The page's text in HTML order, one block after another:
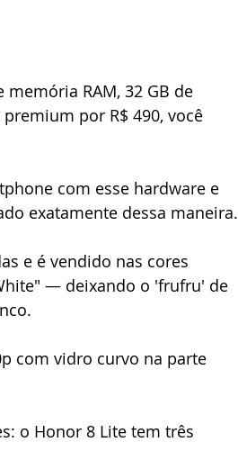
RAM, 32 GB de
por R$ 490, você
com esse hardware e
exatamente dessa maneira.
e é vendido nas cores
— deixando o 'frufru' de
com vidro curvo na parte
o Honor 8 Lite tem três